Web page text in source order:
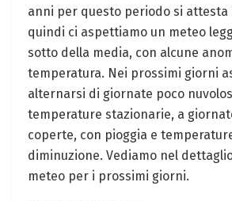
anni per questo periodo si attesta
quindi ci aspettiamo un meteo
sotto della media, con alcune
temperatura. Nei prossimi giorni
alternarsi di giornate poco
temperature stazionarie, a
coperte, con pioggia e
diminuzione. Vediamo nel
meteo per i prossimi giorni.